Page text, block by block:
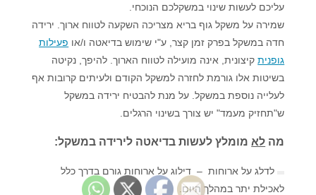
עליכם לעשות שינוי במשקלכם הנוכחי.
שמירה על משקל גוף בריא מצריכה השקעה לטווח ארוך. ירידה
חדה במשקל בפרק זמן קצר, ע"י שימוש בדיאטה ו/או פעילות
גופניתקיצונית, אינה מועילה לטווח הארוך. להיפך, נקיטה
בשיטות אלו גורמת לחזרה למשקל הקודם ולעיתים קרובות אף
לעלייה נוספת במשקל. על מנת להבטיח ירידה במשקל
ש"תחזיק מעמד" יש צורך בשינוי הרגלים.
מה לאמומלץ לעשות בדיאטה לירידה במשקל:
לדלג על ארוחות – דילוג על ארוחות גורם בדרך כלל
לאכילת יתר במהלך היום.